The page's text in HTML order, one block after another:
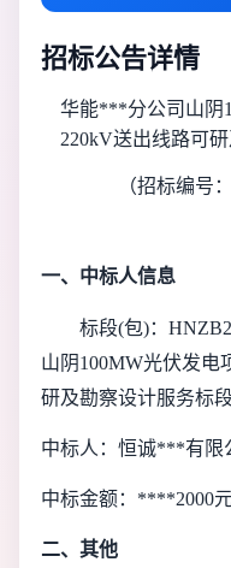
招标公告详情
华能***分公司山阴
220kV送出线路可
（招标编号：
一、中标人信息
标段(包)：
山阴100MW光伏发电
研及勘察设计服务标
中标人：恒诚***有限
中标金额：****2000
二、其他